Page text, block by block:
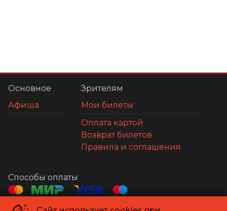
Основное
Афиша
Зрителям
Мои билеты
Оплата картой
Возврат билетов
Правила и соглашения
Способы оплаты